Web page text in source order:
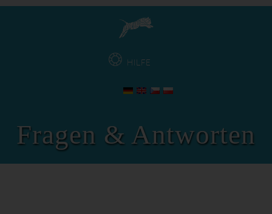
HILFE
Fragen & Antworten